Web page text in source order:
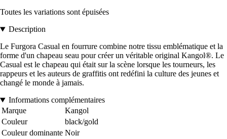
Toutes les variations sont épuisées
Description
Le Furgora Casual en fourrure combine notre tissu emblématique et la
forme d'un chapeau seau pour créer un véritable original Kangol®. Le
Casual est le chapeau qui était sur la scène lorsque les tourneurs, les
rappeurs et les auteurs de graffitis ont redéfini la culture des jeunes et
changé le monde à jamais.
Informations complémentaires
Marque
Kangol
Couleur
black/gold
Couleur dominante Noir